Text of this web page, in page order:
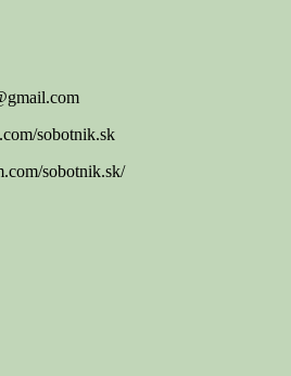
sobotnik.sk
sobotnik.sk/